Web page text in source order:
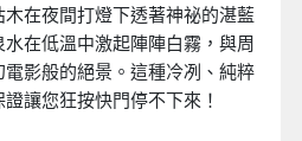
在夜間打燈下透著神祕的湛藍
在低溫中激起陣陣白霧，與周
影般的絕景。這種冷冽、純粹
讓您狂按快門停不下來！